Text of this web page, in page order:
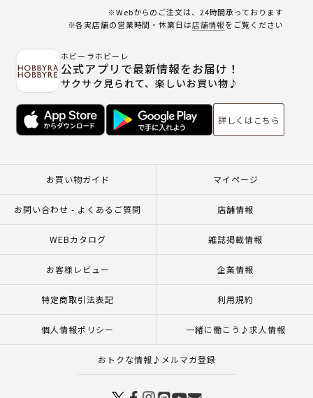
※Webからのご注文は、24時間承っております
※各実店舗の営業時間・休業日は店舗情報をご覧ください
ホビーラホビーレ
公式アプリで最新情報をお届け！
サクサク見られて、楽しいお買い物♪
詳しくはこちら
お買い物ガイド マイページ
お問い合わせ - よくあるご質問 店舗情報
WEBカタログ 雑誌掲載情報
お客様レビュー 企業情報
特定商取引法表記 利用規約
個人情報ポリシー 一緒に働こう♪求人情報
おトクな情報♪メルマガ登録